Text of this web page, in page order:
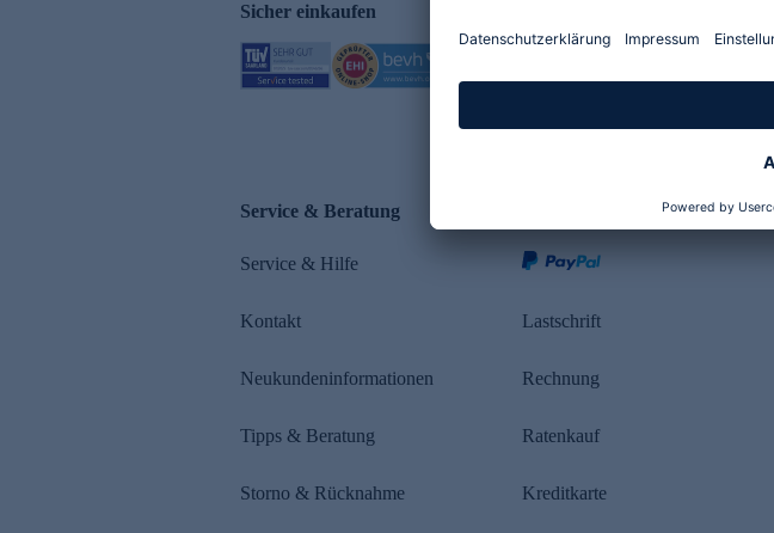
Sicher einkaufen
Service & Beratung
Service & Hilfe
Kontakt
Neukundeninformationen
Tipps & Beratung
Storno & Rücknahme
Lastschrift
Rechnung
Ratenkauf
Kreditkarte